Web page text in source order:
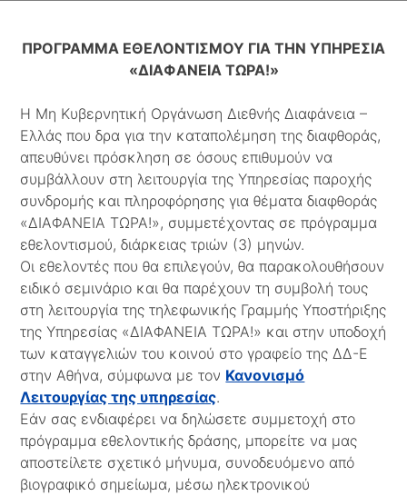
ΠΡΟΓΡΑΜΜΑ ΕΘΕΛΟΝΤΙΣΜΟΥ ΓΙΑ ΤΗΝ ΥΠΗΡΕΣΙΑ
«ΔΙΑΦΑΝΕΙΑΤΩΡΑ!»
Η Μη Κυβερνητική Οργάνωση Διεθνής Διαφάνεια –
Ελλάς που δρα για την καταπολέμηση της διαφθοράς,
απευθύνει πρόσκληση σε όσους επιθυμούν να
συμβάλλουν στη λειτουργία της Υπηρεσίας παροχής
συνδρομής και πληροφόρησης για θέματα διαφθοράς
«ΔΙΑΦΑΝΕΙΑ ΤΩΡΑ!», συμμετέχοντας σε πρόγραμμα
εθελοντισμού, διάρκειας τριών (3) μηνών.
Οι εθελοντές που θα επιλεγούν, θα παρακολουθήσουν
ειδικό σεμινάριο και θα παρέχουν τη συμβολή τους
στη λειτουργία της τηλεφωνικής Γραμμής Υποστήριξης
της Υπηρεσίας «ΔΙΑΦΑΝΕΙΑ ΤΩΡΑ!» και στην υποδοχή
των καταγγελιών του κοινού στο γραφείο της ΔΔ-Ε
στην Αθήνα, σύμφωνα με τον Κανονισμό
Λειτουργίας της υπηρεσίας.
Εάν σας ενδιαφέρει να δηλώσετε συμμετοχή στο
πρόγραμμα εθελοντικής δράσης, μπορείτε να μας
αποστείλετε σχετικό μήνυμα, συνοδευόμενο από
βιογραφικό σημείωμα, μέσω ηλεκτρονικού